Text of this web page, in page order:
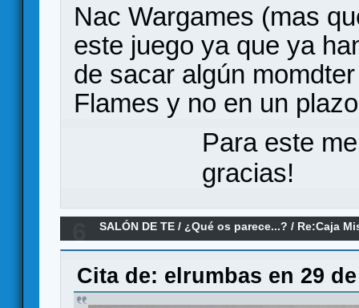
Nac Wargames (mas
este juego ya que ya
de sacar algún
Flames y no en un
Para este
gracias!
SALÓN DE TE /¿Qué os parece...? / Re:Caja
Cita de: elrumbas en 29